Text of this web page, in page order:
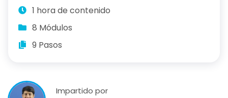
1 hora de contenido
8 Módulos
9 Pasos
Impartido por